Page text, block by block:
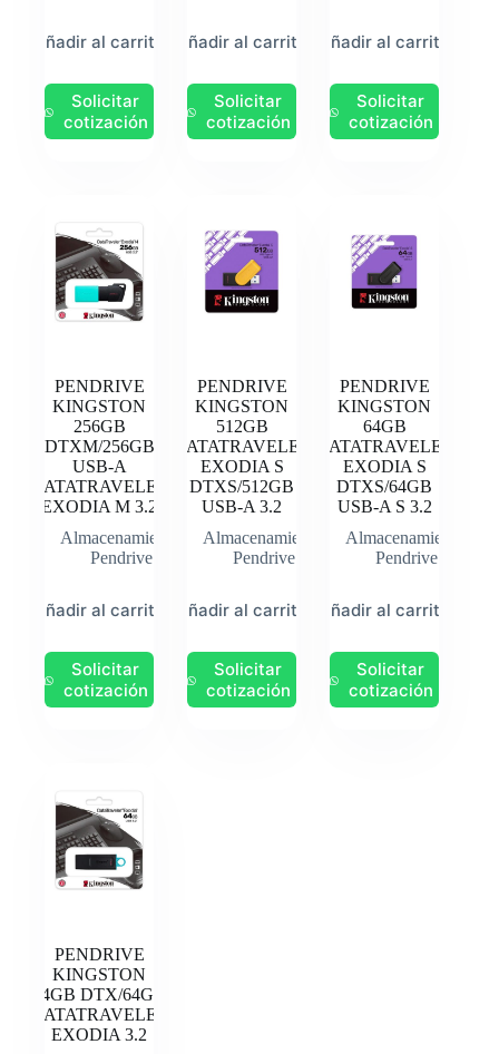
Añadir al carrito
Solicitar
cotización
Añadir al carrito
Solicitar
cotización
Añadir al carrito
Solicitar
cotización
PENDRIVE
KINGSTON
256GB
DTXM/256GB
USB-A
DATATRAVELER
EXODIA M 3.2
Almacenamiento
Pendrive
Añadir al carrito
Solicitar
cotización
PENDRIVE
KINGSTON
512GB
DATATRAVELER
EXODIA S
DTXS/512GB
USB-A 3.2
Almacenamiento
Pendrive
Añadir al carrito
Solicitar
cotización
PENDRIVE
KINGSTON
64GB
DATATRAVELER
EXODIA S
DTXS/64GB
USB-A S 3.2
Almacenamiento
Pendrive
Añadir al carrito
Solicitar
cotización
PENDRIVE
KINGSTON
64GB DTX/64GB
DATATRAVELER
EXODIA 3.2